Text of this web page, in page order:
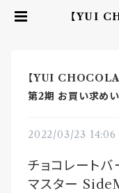
【YUI
【YUI
第2期 お買い求め
2022/03/23 14:06
チョコレートバ
マスター